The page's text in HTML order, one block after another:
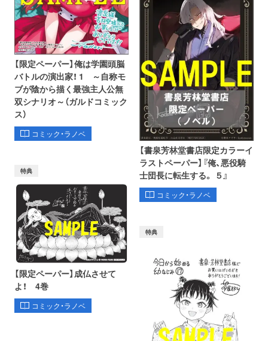
【限定ペーパー】俺は学園頭脳
バトルの演出家！ 1 ～自称モ
ブが陰から描く最強主人公無
双シナリオ～（ガルドコミック
ス）
コミック・ラノベ
【書泉芳林堂書店限定カラーイ
ラストペーパー】『俺、悪役騎
士団長に転生する。 ５』
コミック・ラノベ
特典
【限定ペーパー】成仏させて
よ！ 4巻
コミック・ラノベ
特典